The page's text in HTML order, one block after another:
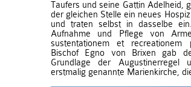
Taufers und seine Gattin Adelheid,
der gleichen Stelle ein neues
und traten selbst in dasselbe
Aufnahme und Pflege von
sustentationem et recreationem
Bischof Egno von Brixen gab
Grundlage der
erstmalig genannte Marienkirche,